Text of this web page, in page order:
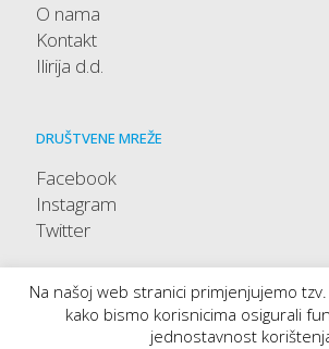
O nama
Kontakt
Ilirija d.d.
DRUŠTVENE MREŽE
Facebook
Instagram
Twitter
Na našoj web stranici primjenjujemo
kako bismo korisnicima osigurali
jednostavnost